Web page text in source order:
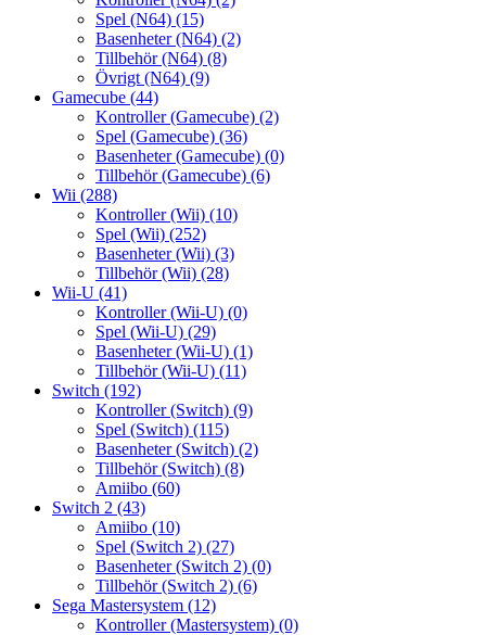
Spel (N64) (15)
Basenheter (N64) (2)
Tillbehör (N64) (8)
Övrigt (N64) (9)
Gamecube (44)
Kontroller (Gamecube) (2)
Spel (Gamecube) (36)
Basenheter (Gamecube) (0)
Tillbehör (Gamecube) (6)
Wii (288)
Kontroller (Wii) (10)
Spel (Wii) (252)
Basenheter (Wii) (3)
Tillbehör (Wii) (28)
Wii-U (41)
Kontroller (Wii-U) (0)
Spel (Wii-U) (29)
Basenheter (Wii-U) (1)
Tillbehör (Wii-U) (11)
Switch (192)
Kontroller (Switch) (9)
Spel (Switch) (115)
Basenheter (Switch) (2)
Tillbehör (Switch) (8)
Amiibo (60)
Switch 2 (43)
Amiibo (10)
Spel (Switch 2) (27)
Basenheter (Switch 2) (0)
Tillbehör (Switch 2) (6)
Sega Mastersystem (12)
Kontroller (Mastersystem) (0)